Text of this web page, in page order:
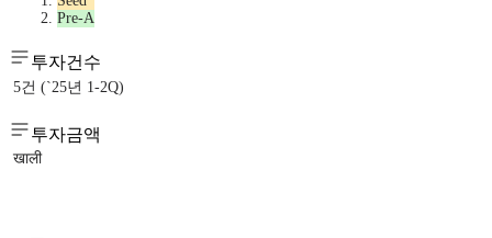
Pre-A
투자건수
5건 (`25년 1-2Q)
투자금액
खाली